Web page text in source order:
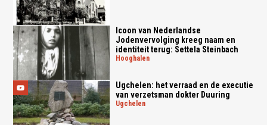
Icoon van Nederlandse
Jodenvervolging kreeg naam en
identiteit terug: Settela Steinbach
hooghalen
Ugchelen: het verraad en de executie
van verzetsman dokter Duuring
ugchelen